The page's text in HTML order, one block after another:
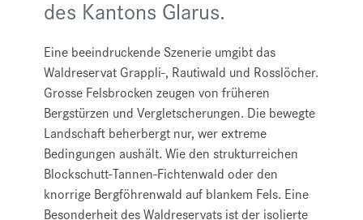
des Kantons Glarus.
Eine beeindruckende Szenerie umgibt das
Waldreservat Grappli-, Rautiwald und Rosslöcher.
Grosse Felsbrocken zeugen von früheren
Bergstürzen und Vergletscherungen. Die bewegte
Landschaft beherbergt nur, wer extreme
Bedingungen aushält. Wie den strukturreichen
Blockschutt-Tannen-Fichtenwald oder den
knorrige Bergföhrenwald auf blankem Fels. Eine
Besonderheit des Waldreservats ist der isolierte